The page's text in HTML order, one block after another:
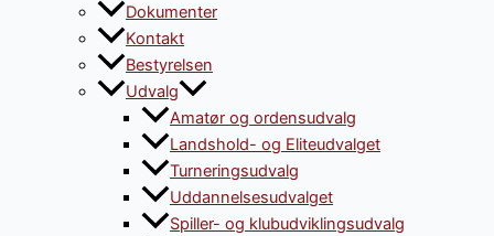
Dokumenter
Kontakt
Bestyrelsen
Udvalg
Amatør og ordensudvalg
Landshold- og Eliteudvalget
Turneringsudvalg
Uddannelsesudvalget
Spiller- og klubudviklingsudvalg